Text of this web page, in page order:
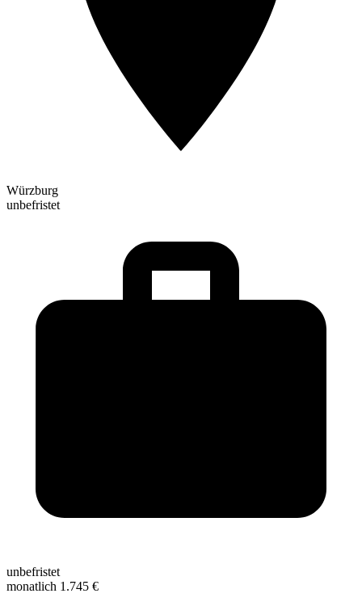
Würzburg
unbefristet
unbefristet
monatlich 1.745 €